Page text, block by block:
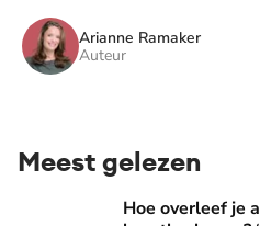
Arianne Ramaker
Auteur
Meest gelezen
Hoe overleef je als christen
Hoe overleef je